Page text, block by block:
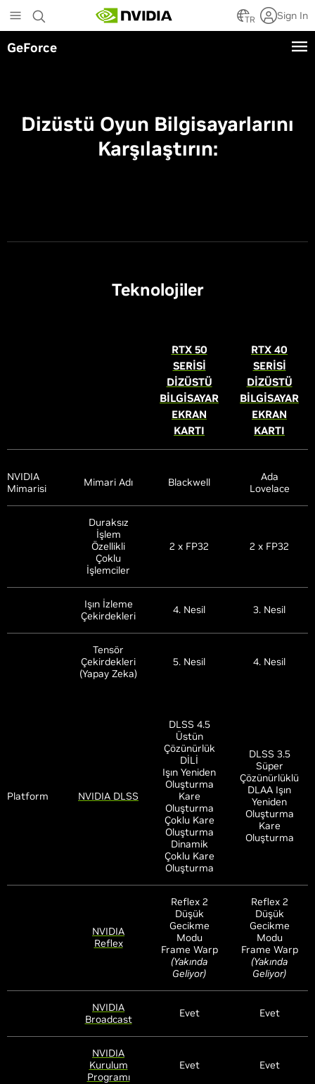
to
main
content
TR Sign In
GeForce
Dizüstü Oyun Bilgisayarlarını
Karşılaştırın:
Teknolojiler
RTX 50
SERİSİ
DİZÜSTÜ
BİLGİSAYAR
EKRAN
KARTI
RTX 40
SERİSİ
DİZÜSTÜ
BİLGİSAYAR
EKRAN
KARTI
NVIDIA
Mimarisi
Mimari Adı Blackwell
Ada
Lovelace
Duraksız
İşlem
Özellikli
Çoklu
İşlemciler
2 x FP32 2 x FP32
Işın İzleme
Çekirdekleri
4. Nesil 3. Nesil
Tensör
Çekirdekleri
(Yapay Zeka)
5. Nesil 4. Nesil
Platform NVIDIA DLSS
DLSS 4.5
Üstün
Çözünürlük
DİLİ
Işın Yeniden
Oluşturma
Kare
Oluşturma
Çoklu Kare
Oluşturma
Dinamik
Çoklu Kare
Oluşturma
DLSS 3.5
Süper
Çözünürlüklü
DLAA Işın
Yeniden
Oluşturma
Kare
Oluşturma
NVIDIA
Reflex
Reflex 2
Düşük
Gecikme
Modu
Frame Warp
(Yakında
Geliyor)
Reflex 2
Düşük
Gecikme
Modu
Frame Warp
(Yakında
Geliyor)
NVIDIA
Broadcast
Evet Evet
NVIDIA
Kurulum
Programı
Evet Evet